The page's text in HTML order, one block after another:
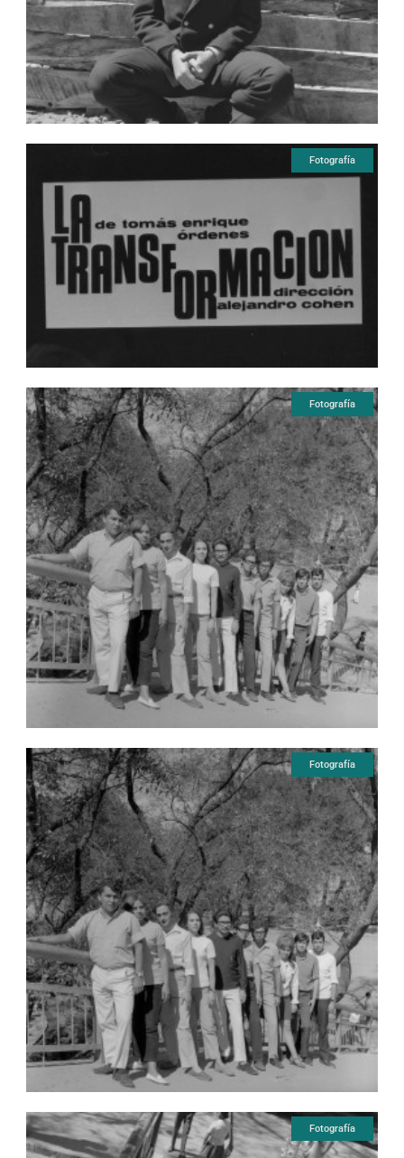
Fotografía
Fotografía
Fotografía
Fotografía